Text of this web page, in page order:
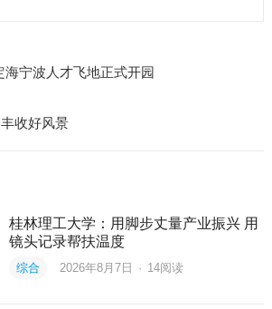
海宁波人才飞地正式开园
收好风景
桂林理工大学：用脚步丈量产业振兴 用
镜头记录帮扶温度
综合 2026年8月7日 · 14阅读